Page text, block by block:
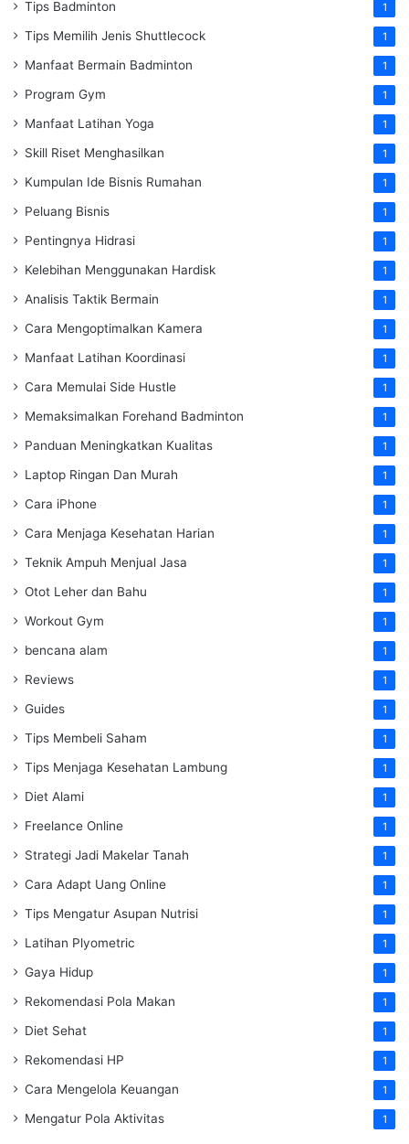
Tips Badminton 1
Tips Memilih Jenis Shuttlecock 1
Manfaat Bermain Badminton 1
Program Gym 1
Manfaat Latihan Yoga 1
Skill Riset Menghasilkan 1
Kumpulan Ide Bisnis Rumahan 1
Peluang Bisnis 1
Pentingnya Hidrasi 1
Kelebihan Menggunakan Hardisk 1
Analisis Taktik Bermain 1
Cara Mengoptimalkan Kamera 1
Manfaat Latihan Koordinasi 1
Cara Memulai Side Hustle 1
Memaksimalkan Forehand Badminton 1
Panduan Meningkatkan Kualitas 1
Laptop Ringan Dan Murah 1
Cara iPhone 1
Cara Menjaga Kesehatan Harian 1
Teknik Ampuh Menjual Jasa 1
Otot Leher dan Bahu 1
Workout Gym 1
bencana alam 1
Reviews 1
Guides 1
Tips Membeli Saham 1
Tips Menjaga Kesehatan Lambung 1
Diet Alami 1
Freelance Online 1
Strategi Jadi Makelar Tanah 1
Cara Adapt Uang Online 1
Tips Mengatur Asupan Nutrisi 1
Latihan Plyometric 1
Gaya Hidup 1
Rekomendasi Pola Makan 1
Diet Sehat 1
Rekomendasi HP 1
Cara Mengelola Keuangan 1
Mengatur Pola Aktivitas 1